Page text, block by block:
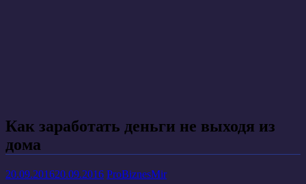
Как заработать деньги не выходя из
дома
20.09.201620.09.2016 ProBiznesMir